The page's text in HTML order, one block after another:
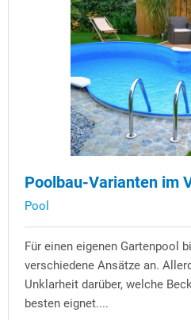
Poolbau-Varianten im
Pool
Für einen eigenen Gartenpool
verschiedene Ansätze an.
Unklarheit darüber, welche
besten eignet....